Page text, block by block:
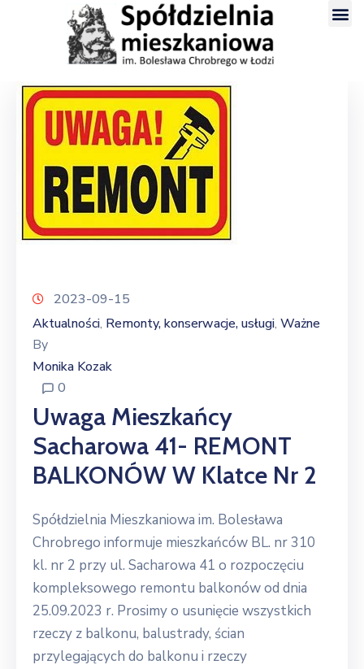
2023-09-15
Aktualności‚ Remonty, konserwacje, usługi‚ Ważne
By
Monika Kozak
0
Uwaga Mieszkańcy
Sacharowa 41- REMONT
BALKONÓW W Klatce Nr 2
Spółdzielnia Mieszkaniowa im. Bolesława
Chrobrego informuje mieszkańców BL. nr 310
kl. nr 2 przy ul. Sacharowa 41 o rozpoczęciu
kompleksowego remontu balkonów od dnia
25.09.2023 r. Prosimy o usunięcie wszystkich
rzeczy z balkonu, balustrady, ścian
przylegających do balkonu i rzeczy